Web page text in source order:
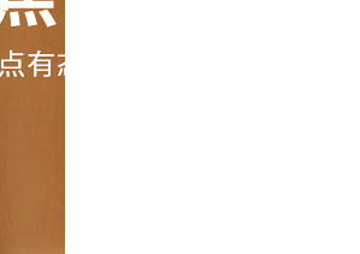
杠料架
器料架